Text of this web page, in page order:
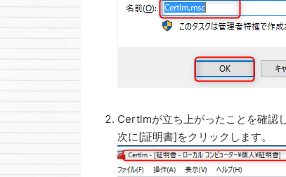
Certlmが立ち上がったことを確認
次に[証明書]をクリックします。